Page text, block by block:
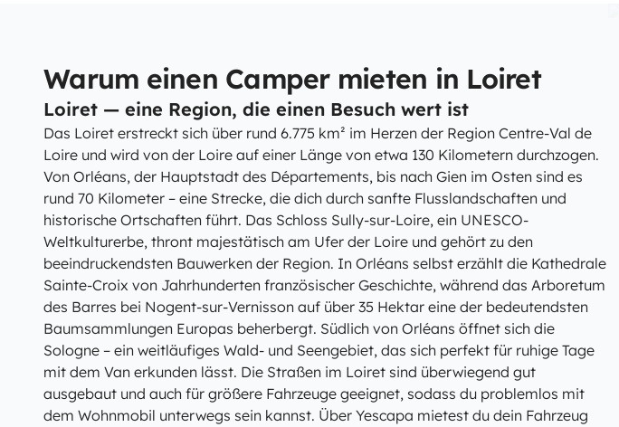
Warum einen Camper mieten in Loiret
Loiret — eine Region, die einen Besuch wert ist
Das Loiret erstreckt sich über rund 6.775 km² im Herzen der Region Centre-Val de
Loire und wird von der Loire auf einer Länge von etwa 130 Kilometern durchzogen.
Von Orléans, der Hauptstadt des Départements, bis nach Gien im Osten sind es
rund 70 Kilometer – eine Strecke, die dich durch sanfte Flusslandschaften und
historische Ortschaften führt. Das Schloss Sully-sur-Loire, ein UNESCO-
Weltkulturerbe, thront majestätisch am Ufer der Loire und gehört zu den
beeindruckendsten Bauwerken der Region. In Orléans selbst erzählt die Kathedrale
Sainte-Croix von Jahrhunderten französischer Geschichte, während das Arboretum
des Barres bei Nogent-sur-Vernisson auf über 35 Hektar eine der bedeutendsten
Baumsammlungen Europas beherbergt. Südlich von Orléans öffnet sich die
Sologne – ein weitläufiges Wald- und Seengebiet, das sich perfekt für ruhige Tage
mit dem Van erkunden lässt. Die Straßen im Loiret sind überwiegend gut
ausgebaut und auch für größere Fahrzeuge geeignet, sodass du problemlos mit
dem Wohnmobil unterwegs sein kannst. Über Yescapa mietest du dein Fahrzeug